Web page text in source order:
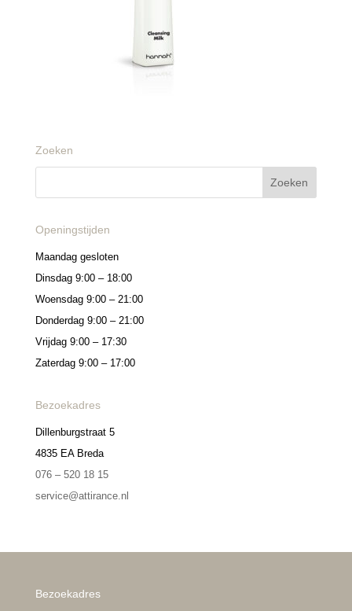
Zoeken
Openingstijden
Maandag gesloten
Dinsdag 9:00 – 18:00
Woensdag 9:00 – 21:00
Donderdag 9:00 – 21:00
Vrijdag 9:00 – 17:30
Zaterdag 9:00 – 17:00
Bezoekadres
Dillenburgstraat 5
4835 EA Breda
076 – 520 18 15
service@attirance.nl
Bezoekadres